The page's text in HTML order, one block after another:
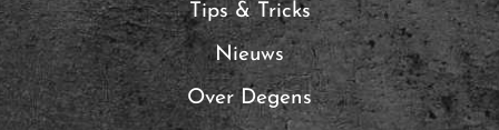
Tips & Tricks
Nieuws
Over Degens